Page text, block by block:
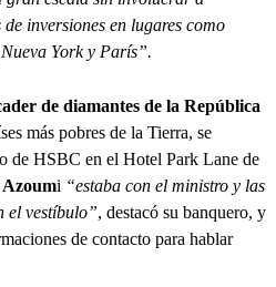
inversiones en lugares como
York y París”.
de diamantes de la República
más pobres de la Tierra, se
de HSBC en el Hotel Park Lane de
i “estaba con el ministro y las
el vestíbulo”, destacó su banquero, y
de contacto para hablar